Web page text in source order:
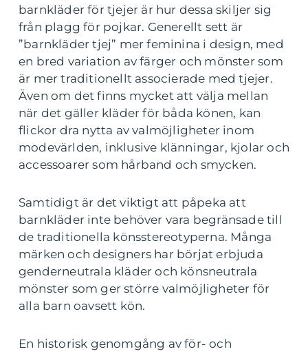
barnkläder för tjejer är hur dessa skiljer sig
från plagg för pojkar. Generellt sett är
”barnkläder tjej” mer feminina i design, med
en bred variation av färger och mönster som
är mer traditionellt associerade med tjejer.
Även om det finns mycket att välja mellan
när det gäller kläder för båda könen, kan
flickor dra nytta av valmöjligheter inom
modevärlden, inklusive klänningar, kjolar och
accessoarer som hårband och smycken.
Samtidigt är det viktigt att påpeka att
barnkläder inte behöver vara begränsade till
de traditionella könsstereotyperna. Många
märken och designers har börjat erbjuda
genderneutrala kläder och könsneutrala
mönster som ger större valmöjligheter för
alla barn oavsett kön.
En historisk genomgång av för- och